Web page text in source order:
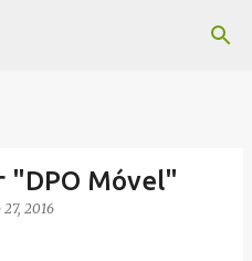
principal
"DPO Móvel"
2016